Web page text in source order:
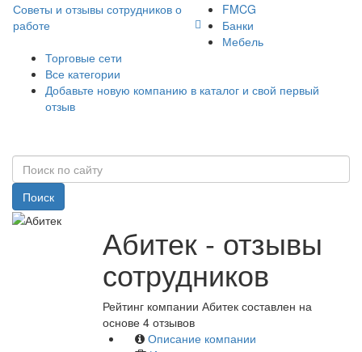
Советы и отзывы сотрудников о
работе
FMCG
Банки
Мебель
Торговые сети
Все категории
Добавьте новую компанию в каталог и свой первый
отзыв
Поиск
Абитек - отзывы
сотрудников
Рейтинг компании Абитек составлен на
основе 4 отзывов
Описание компании